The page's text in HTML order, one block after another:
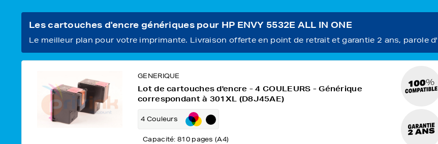
Les cartouches d'encre génériques pour HP ENVY 5532E ALL IN ONE
Le meilleur plan pour votre imprimante. Livraison offerte en point de retrait et garantie 2 ans, parole
GENERIQUE
Lot de cartouches d'encre - 4 COULEURS - Générique
correspondant à 301XL (D8J45AE)
4 Couleurs
Capacité: 810 pages (A4)